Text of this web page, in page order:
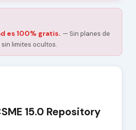
es 100% gratis. — Sin planes de
limites ocultos.
15.0 Repository